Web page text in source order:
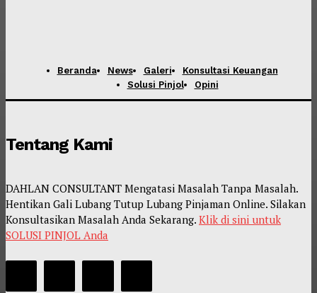
Beranda News Galeri
Konsultasi Keuangan
Solusi Pinjol
Opini
Tentang Kami
DAHLAN CONSULTANT Mengatasi Masalah Tanpa Masalah.
Hentikan Gali Lubang Tutup Lubang Pinjaman Online. Silakan
Konsultasikan Masalah Anda Sekarang. Klik di sini untuk
SOLUSI PINJOL Anda